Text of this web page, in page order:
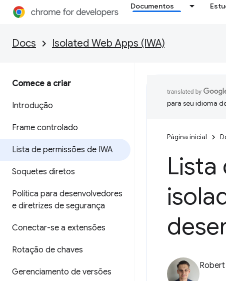
Documentos
Docs Isolated Web Apps (IWA)
Comece a criar
Introdução
Frame controlado
Lista de permissões de IWA
Soquetes diretos
Política para desenvolvedores
e diretrizes de segurança
Conectar-se a extensões
Rotação de chaves
Gerenciamento de versões
para seu idioma
Página inicial
Lista